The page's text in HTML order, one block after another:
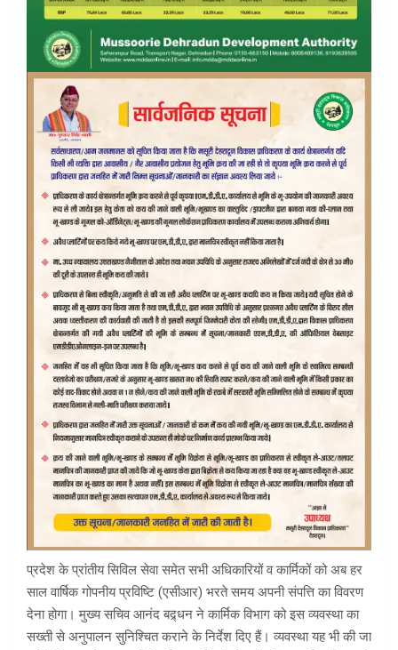
प्रदेश के प्रांतीय सिविल सेवा समेत सभी अधिकारियों व कार्मिकों को अब हर
साल वार्षिक गोपनीय प्रविष्टि (एसीआर) भरते समय अपनी संपत्ति का विवरण
देना होगा। मुख्य सचिव आनंद बद्र्धन ने कार्मिक विभाग को इस व्यवस्था का
सख्ती से अनुपालन सुनिश्चित कराने के निर्देश दिए हैं। व्यवस्था यह भी की जा